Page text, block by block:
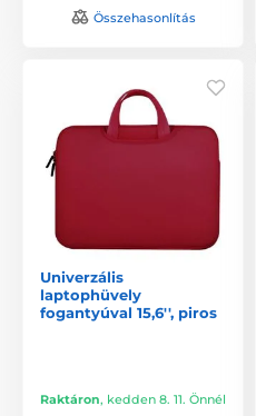
Összehasonlítás
Univerzális
laptophüvely
fogantyúval 15,6'', piros
Raktáron, kedden 8. 11. Önnél